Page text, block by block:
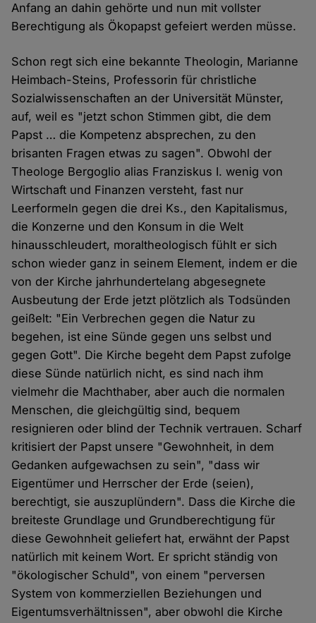
Anfang an dahin gehörte und nun mit vollster
Berechtigung als Ökopapst gefeiert werden müsse.
Schon regt sich eine bekannte Theologin, Marianne
Heimbach-Steins, Professorin für christliche
Sozialwissenschaften an der Universität Münster,
auf, weil es "jetzt schon Stimmen gibt, die dem
Papst … die Kompetenz absprechen, zu den
brisanten Fragen etwas zu sagen". Obwohl der
Theologe Bergoglio alias Franziskus I. wenig von
Wirtschaft und Finanzen versteht, fast nur
Leerformeln gegen die drei Ks., den Kapitalismus,
die Konzerne und den Konsum in die Welt
hinausschleudert, moraltheologisch fühlt er sich
schon wieder ganz in seinem Element, indem er die
von der Kirche jahrhundertelang abgesegnete
Ausbeutung der Erde jetzt plötzlich als Todsünden
geißelt: "Ein Verbrechen gegen die Natur zu
begehen, ist eine Sünde gegen uns selbst und
gegen Gott". Die Kirche begeht dem Papst zufolge
diese Sünde natürlich nicht, es sind nach ihm
vielmehr die Machthaber, aber auch die normalen
Menschen, die gleichgültig sind, bequem
resignieren oder blind der Technik vertrauen. Scharf
kritisiert der Papst unsere "Gewohnheit, in dem
Gedanken aufgewachsen zu sein", "dass wir
Eigentümer und Herrscher der Erde (seien),
berechtigt, sie auszuplündern". Dass die Kirche die
breiteste Grundlage und Grundberechtigung für
diese Gewohnheit geliefert hat, erwähnt der Papst
natürlich mit keinem Wort. Er spricht ständig von
"ökologischer Schuld", von einem "perversen
System von kommerziellen Beziehungen und
Eigentumsverhältnissen", aber obwohl die Kirche